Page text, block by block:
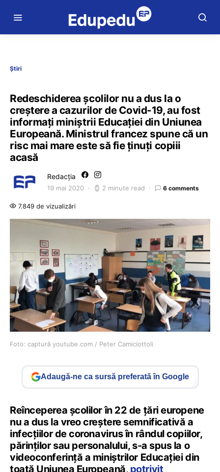
Știri
Redeschiderea şcolilor nu a dus la o
creştere a cazurilor de Covid-19, au fost
informaţi miniştrii Educației din Uniunea
Europeană. Ministrul francez spune că un
risc mai mare este să fie ţinuţi copiii
acasă
Redacția
19 mai 2020 2 minute read 6 comments
7.849 de vizualizări
Foto: captură youtube.com / Peter Camiciottoli
Adaugă-ne ca sursă preferată în Google
Reînceperea şcolilor în 22 de ţări europene
nu a dus la vreo creştere semnificativă a
infecţiilor de coronavirus în rândul copiilor,
părinţilor sau personalului, s-a spus la o
videoconferinţă a miniştrilor Educaţiei din
toată Uniunea Europeană, potrivit